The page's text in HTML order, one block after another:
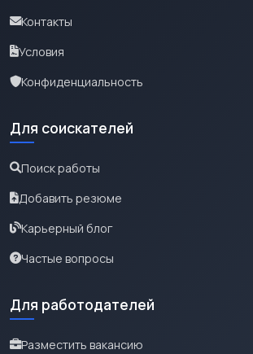
Контакты
Условия
Конфиденциальность
Для соискателей
Поиск работы
Добавить резюме
Карьерный блог
Частые вопросы
Для работодателей
Разместить вакансию